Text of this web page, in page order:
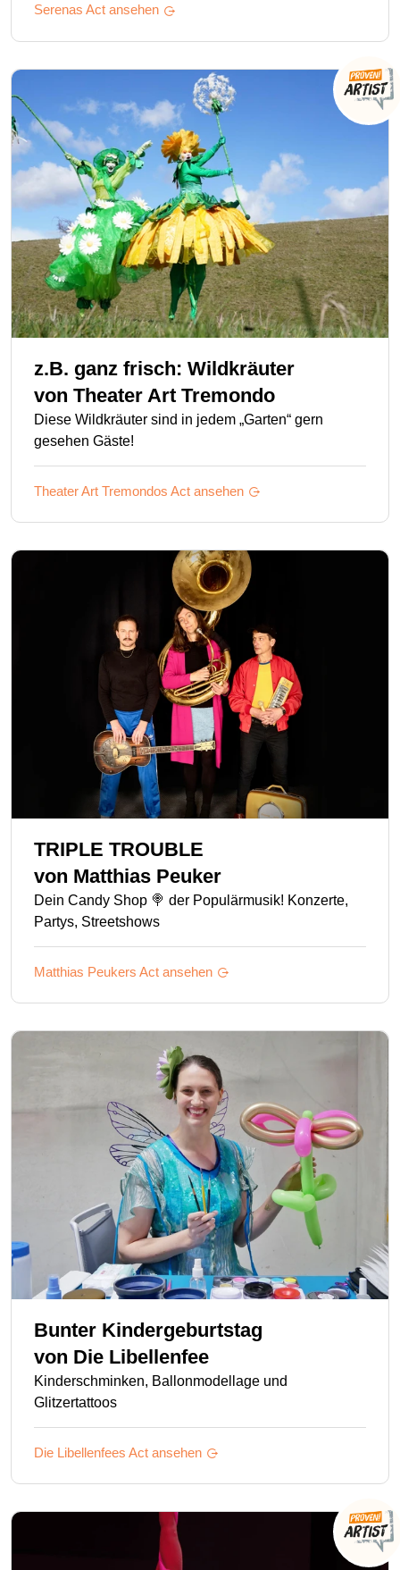
Serenas Act ansehen
z.B. ganz frisch: Wildkräuter
von Theater Art Tremondo
Diese Wildkräuter sind in jedem „Garten“ gern
gesehen Gäste!
Theater Art Tremondos Act ansehen
TRIPLE TROUBLE
von Matthias Peuker
Dein Candy Shop 🍭 der Populärmusik! Konzerte,
Partys, Streetshows
Matthias Peukers Act ansehen
Bunter Kindergeburtstag
von Die Libellenfee
Kinderschminken, Ballonmodellage und
Glitzertattoos
Die Libellenfees Act ansehen